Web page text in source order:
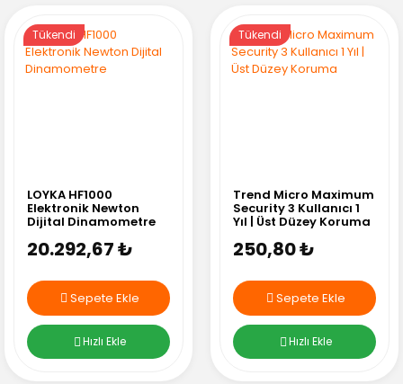
Tükendi
LOYKA HF1000
Elektronik Newton
Dijital Dinamometre
20.292,67 ₺
Sepete Ekle
Hızlı Ekle
Tükendi
Trend Micro Maximum
Security 3 Kullanıcı 1
Yıl | Üst Düzey Koruma
250,80 ₺
Sepete Ekle
Hızlı Ekle